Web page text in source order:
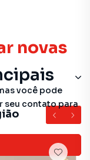
novas
você pode
seu contato para